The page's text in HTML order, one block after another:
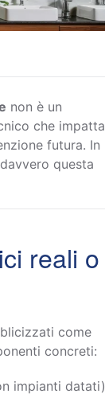
non è un
che impatta
futura. In
questa
reali o
come
concreti:
impianti datati)